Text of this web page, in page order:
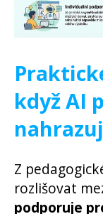
když AI
Z
rozlišovat
podporuje